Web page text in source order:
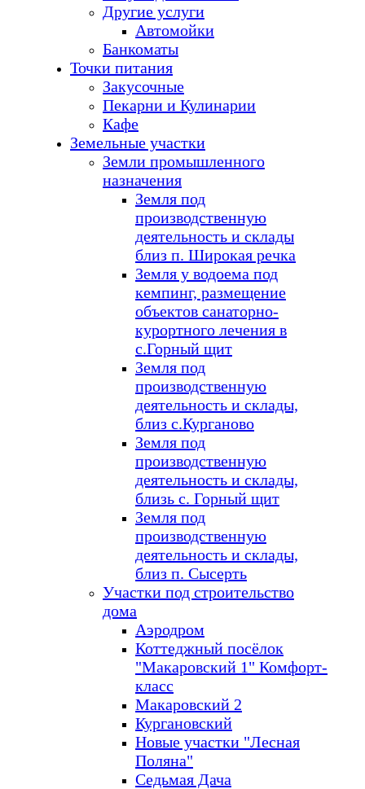
Другие услуги
Автомойки
Банкоматы
Точки питания
Закусочные
Пекарни и Кулинарии
Кафе
Земельные участки
Земли промышленного
назначения
Земля под
производственную
деятельность и склады
близ п. Широкая речка
Земля у водоема под
кемпинг, размещение
объектов санаторно-
курортного лечения в
с.Горный щит
Земля под
производственную
деятельность и склады,
близ с.Курганово
Земля под
производственную
деятельность и склады,
близь с. Горный щит
Земля под
производственную
деятельность и склады,
близ п. Сысерть
Участки под строительство
дома
Аэродром
Коттеджный посёлок
"Макаровский 1" Комфорт-
класс
Макаровский 2
Кургановский
Новые участки "Лесная
Поляна"
Седьмая Дача